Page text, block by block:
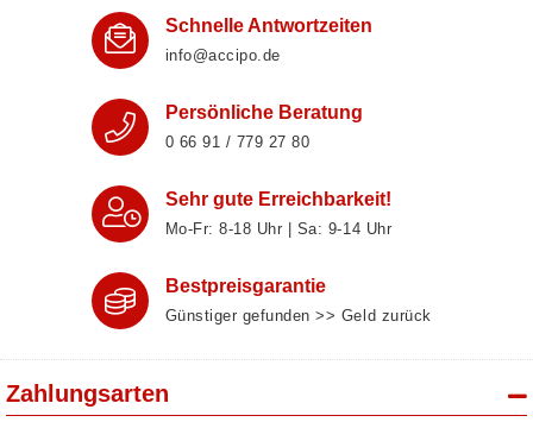
Schnelle Antwortzeiten
info@accipo.de
Persönliche Beratung
0 66 91 / 779 27 80
Sehr gute Erreichbarkeit!
Mo-Fr: 8‑18 Uhr | Sa: 9‑14 Uhr
Bestpreisgarantie
Günstiger gefunden >> Geld zurück
Zahlungsarten